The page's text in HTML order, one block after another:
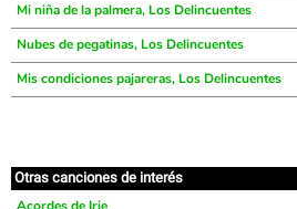
Mi niña de la palmera, Los Delincuentes
Nubes de pegatinas, Los Delincuentes
Mis condiciones pajareras, Los Delincuentes
Otras canciones de interés